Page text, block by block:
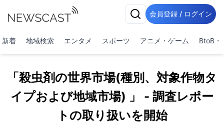
会員登録 / ログイン
新着 地域検索 エンタメ スポーツ アニメ・ゲーム BtoB・
「殺虫剤の世界市場(種別、対象作物タ
イプおよび地域市場) 」 - 調査レポー
トの取り扱いを開始